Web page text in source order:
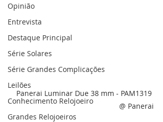
Opinião
Entrevista
Destaque Principal
Série Solares
Série Grandes Complicações
Leilões
Conhecimento Relojoeiro
Grandes Relojoeiros
Panerai Luminar Due 38 mm - PAM1319
@ Panerai